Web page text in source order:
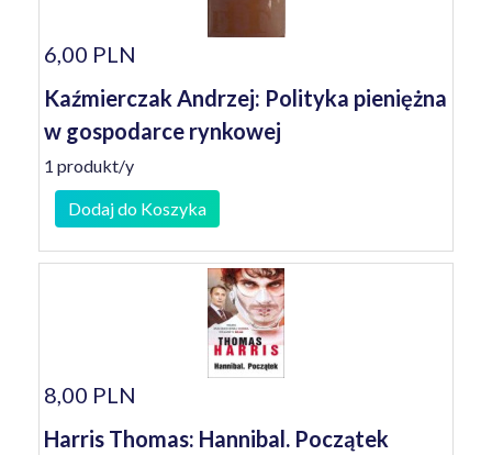
6,00 PLN
Kaźmierczak Andrzej: Polityka pieniężna
w gospodarce rynkowej
1 produkt/y
Dodaj do Koszyka
8,00 PLN
Harris Thomas: Hannibal. Początek